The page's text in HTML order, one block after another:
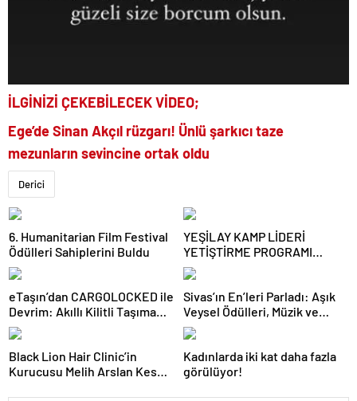
İLGİNİZİ ÇEKEBİLECEK VİDEO;
Ege’de Sinan Akçıl rüzgarı! Ünlü şarkıcı taze
mezunların sevincine ortak oldu
Derici
6. Humanitarian Film Festival
Ödülleri Sahiplerini Buldu
YEŞİLAY KAMP LİDERİ
YETİŞTİRME PROGRAMI
BAŞVURULARI BAŞLADI
eTaşın’dan CARGOLOCKED ile
Devrim: Akıllı Kilitli Taşıma
Hizmeti!
Sivas’ın En’leri Parladı: Aşık
Veysel Ödülleri, Müzik ve
Sanatın Yıldızlarını Bir Araya
Getirdi
Black Lion Hair Clinic’in
Kurucusu Melih Arslan Keser,
Kadınlarda iki kat daha fazla
görülüyor!